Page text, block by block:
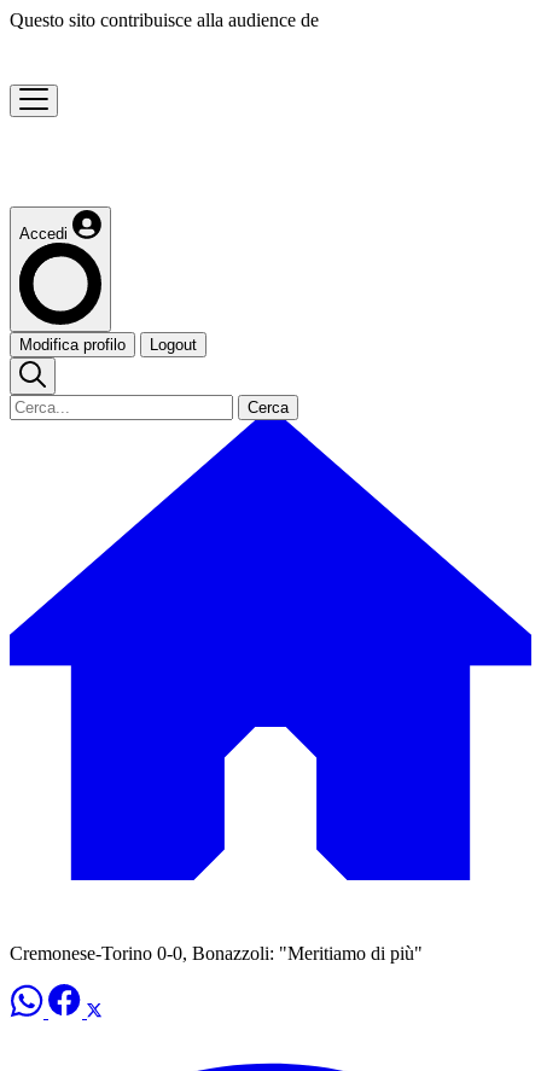
Questo sito contribuisce alla audience de
Accedi
Modifica profilo Logout
Cerca
Cremonese-Torino 0-0, Bonazzoli: "Meritiamo di più"